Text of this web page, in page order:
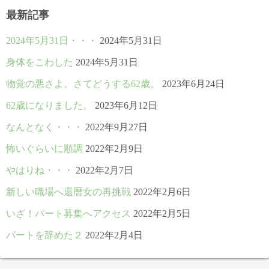
最新記事
2024年5月31日・・・ 2024年5月31日
身体をこわした 2024年5月31日
物覚の悪さよ。さてどうする62歳。 2023年6月24日
62歳になりました。 2023年6月12日
なんとなく・・・ 2022年9月27日
怖いぐらいに順調 2022年2月9日
やはりね・・・ 2022年2月7日
新しい職場へ還暦女の再挑戦 2022年2月6日
いざ！パート募集へアクセス 2022年2月5日
パートを辞めた２ 2022年2月4日